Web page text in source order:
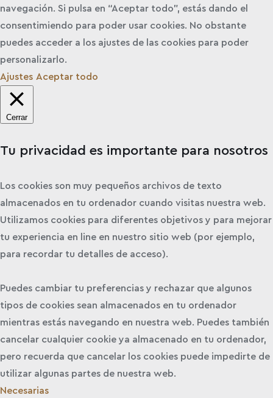
navegación. Si pulsa en “Aceptar todo”, estás dando el
consentimiendo para poder usar cookies. No obstante
puedes acceder a los ajustes de las cookies para poder
personalizarlo.
Ajustes Aceptar todo
Cerrar
Tu privacidad es importante para nosotros
Los cookies son muy pequeños archivos de texto
almacenados en tu ordenador cuando visitas nuestra web.
Utilizamos cookies para diferentes objetivos y para mejorar
tu experiencia en line en nuestro sitio web (por ejemplo,
para recordar tu detalles de acceso).
Puedes cambiar tu preferencias y rechazar que algunos
tipos de cookies sean almacenados en tu ordenador
mientras estás navegando en nuestra web. Puedes también
cancelar cualquier cookie ya almacenado en tu ordenador,
pero recuerda que cancelar los cookies puede impedirte de
utilizar algunas partes de nuestra web.
Necesarias